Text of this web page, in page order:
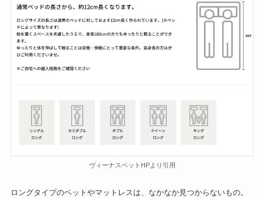
ヴィーナスベットHPより引用
ロングタイプのベットやマットレスは、なかなか見つからないもの。